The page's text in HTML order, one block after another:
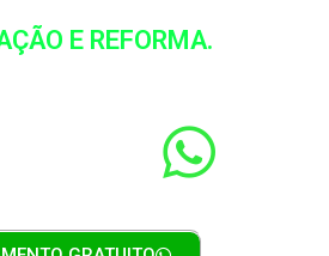
E REFORMA.